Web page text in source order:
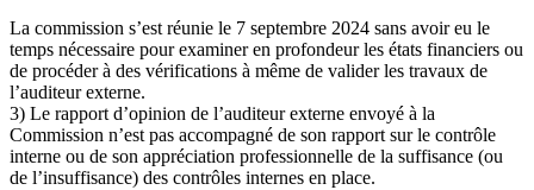
La commission s’est réunie le 7 septembre 2024 sans avoir eu le
temps nécessaire pour examiner en profondeur les états financiers ou
de procéder à des vérifications à même de valider les travaux de
l’auditeur externe.
3) Le rapport d’opinion de l’auditeur externe envoyé à la
Commission n’est pas accompagné de son rapport sur le contrôle
interne ou de son appréciation professionnelle de la suffisance (ou
de l’insuffisance) des contrôles internes en place.